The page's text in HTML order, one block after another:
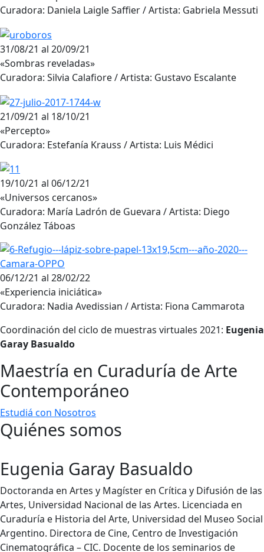
Curadora: Daniela Laigle Saffier / Artista: Gabriela Messuti
31/08/21 al 20/09/21
«Sombras reveladas»
Curadora: Silvia Calafiore / Artista: Gustavo Escalante
21/09/21 al 18/10/21
«Percepto»
Curadora: Estefanía Krauss / Artista: Luis Médici
19/10/21 al 06/12/21
«Universos cercanos»
Curadora: María Ladrón de Guevara / Artista: Diego
González Táboas
06/12/21 al 28/02/22
«Experiencia iniciática»
Curadora: Nadia Avedissian / Artista: Fiona Cammarota
Coordinación del ciclo de muestras virtuales 2021: Eugenia
Garay Basualdo
Maestría en Curaduría de Arte
Contemporáneo
Estudiá con Nosotros
Quiénes somos
Eugenia Garay Basualdo
Doctoranda en Artes y Magíster en Crítica y Difusión de las
Artes, Universidad Nacional de las Artes. Licenciada en
Curaduría e Historia del Arte, Universidad del Museo Social
Argentino. Directora de Cine, Centro de Investigación
Cinematográfica – CIC. Docente de los seminarios de